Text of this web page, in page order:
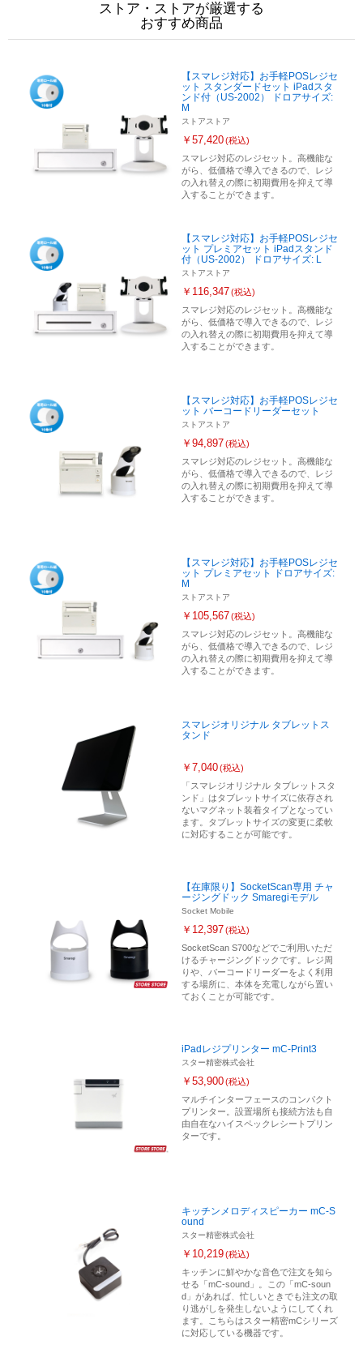
ストア・ストアが厳選する
おすすめ商品
【スマレジ対応】お手軽POSレジセ
ット スタンダードセット iPadスタ
ンド付（US-2002） ドロアサイズ:
M
ストアストア
￥57,420(税込)
スマレジ対応のレジセット。高機能な
がら、低価格で導入できるので、レジ
の入れ替えの際に初期費用を抑えて導
入することができます。
【スマレジ対応】お手軽POSレジセ
ット プレミアセット iPadスタンド
付（US-2002） ドロアサイズ: L
ストアストア
￥116,347(税込)
スマレジ対応のレジセット。高機能な
がら、低価格で導入できるので、レジ
の入れ替えの際に初期費用を抑えて導
入することができます。
【スマレジ対応】お手軽POSレジセ
ット バーコードリーダーセット
ストアストア
￥94,897(税込)
スマレジ対応のレジセット。高機能な
がら、低価格で導入できるので、レジ
の入れ替えの際に初期費用を抑えて導
入することができます。
【スマレジ対応】お手軽POSレジセ
ット プレミアセット ドロアサイズ:
M
ストアストア
￥105,567(税込)
スマレジ対応のレジセット。高機能な
がら、低価格で導入できるので、レジ
の入れ替えの際に初期費用を抑えて導
入することができます。
スマレジオリジナル タブレットス
タンド
￥7,040(税込)
「スマレジオリジナル タブレットスタ
ンド」はタブレットサイズに依存され
ないマグネット装着タイプとなってい
ます。タブレットサイズの変更に柔軟
に対応することが可能です。
【在庫限り】SocketScan専用 チャ
ージングドック Smaregiモデル
Socket Mobile
￥12,397(税込)
SocketScan S700などでご利用いただ
けるチャージングドックです。レジ周
りや、バーコードリーダーをよく利用
する場所に、本体を充電しながら置い
ておくことが可能です。
iPadレジプリンター mC-Print3
スター精密株式会社
￥53,900(税込)
マルチインターフェースのコンパクト
プリンター。設置場所も接続方法も自
由自在なハイスペックレシートプリン
ターです。
キッチンメロディスピーカー mC-S
ound
スター精密株式会社
￥10,219(税込)
キッチンに鮮やかな音色で注文を知ら
せる「mC-sound」。この「mC-soun
d」があれば、忙しいときでも注文の取
り逃がしを発生しないようにしてくれ
ます。こちらはスター精密mCシリーズ
に対応している機器です。